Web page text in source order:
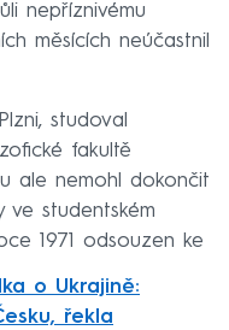
nepříznivému
měsících neúčastnil
studoval
fakultě
ale nemohl dokončit
ve studentském
1971 odsouzen ke
o Ukrajině:
řekla